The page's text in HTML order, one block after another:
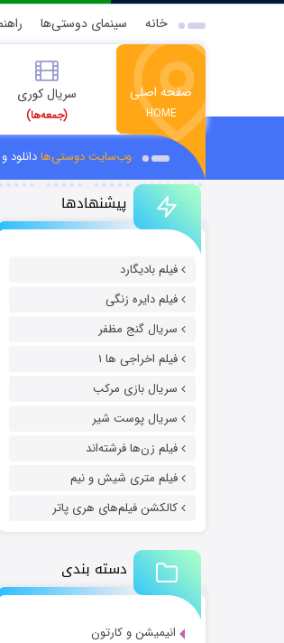
خانه سینمای دوستی‌ها
صفحه اصلی
HOME
سریال کوری
(جمعه‌ها)
وب‌سایت دوستی‌هادانلود
پیشنهادها
فیلم بادیگارد
فیلم دایره زنگی
سریال گنج مظفر
فیلم اخراجی ها ۱
سریال بازی مرکب
سریال پوست شیر
فیلم زن‌ها فرشته‌اند
فیلم متری شیش و نیم
کالکشن فیلم‌های هری پاتر
دسته بندی
انیمیشن و کارتون